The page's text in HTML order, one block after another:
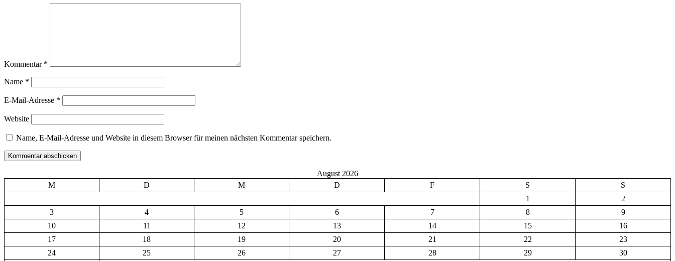
Kommentar *
Name *
E-Mail-Adresse *
Website
Name, E-Mail-Adresse und Website in diesem Browser für meinen nächsten Kommentar speichern.
August 2026
M
D M D F S
S
1
2
3
4 5 6 7 8
9
10
11 12 13 14 15
16
17
18 19 20 21 22
23
24
25 26 27 28 29 30